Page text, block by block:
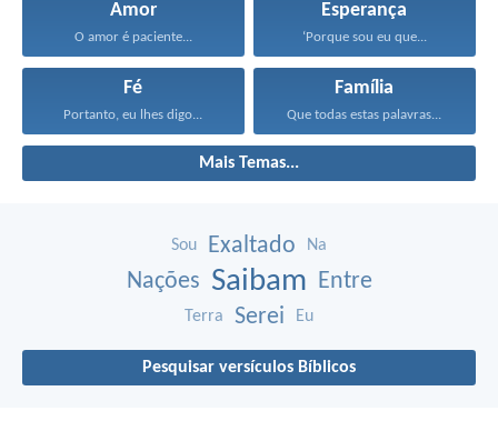
Amor
O amor é paciente...
Esperança
‘Porque sou eu que...
Fé
Portanto, eu lhes digo...
Família
Que todas estas palavras...
Mais Temas...
Sou Exaltado Na
Nações Saibam Entre
Terra Serei Eu
Pesquisar versículos Bíblicos